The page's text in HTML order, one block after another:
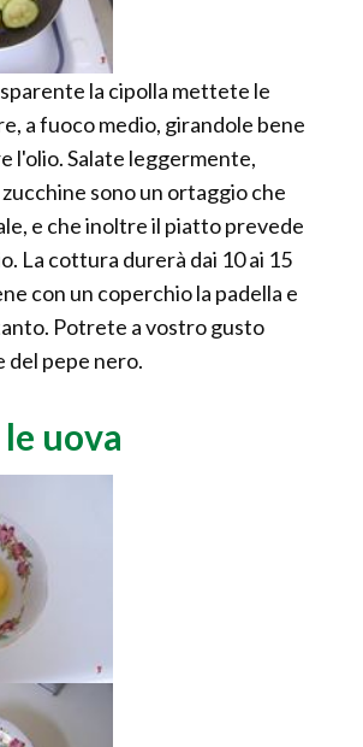
la cipolla mettete le
a fuoco medio, girandole bene
l'olio. Salate leggermente,
sono un ortaggio che
e che inoltre il piatto prevede
La cottura durerà dai 10 ai 15
con un coperchio la padella e
Potrete a vostro gusto
del pepe nero.
uova